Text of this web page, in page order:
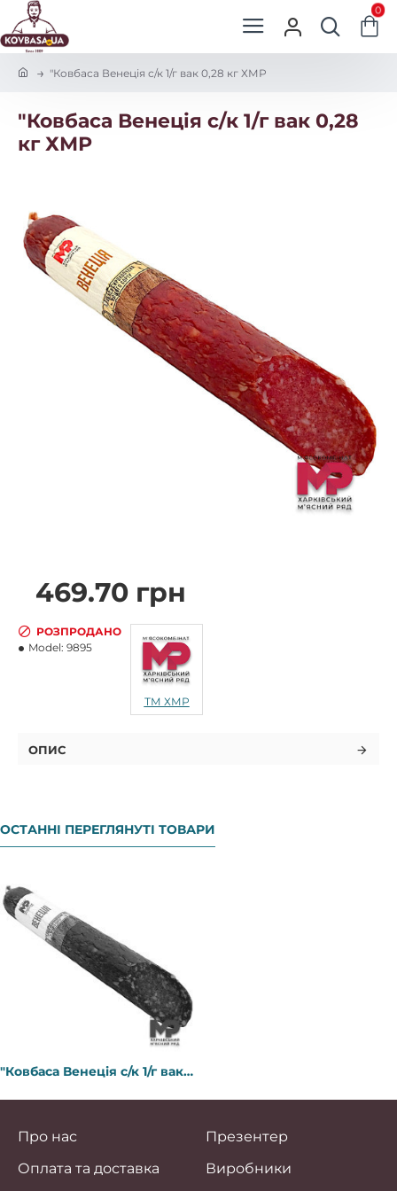
0
e
"Ковбаса Венеція с/к 1/г вак 0,28 кг ХМР
"Ковбаса Венеція с/к 1/г вак 0,28
кг ХМР
469.70 грн
РОЗПРОДАНО
Model: 9895
ТМ ХМР
ОПИС
ОСТАННІ ПЕРЕГЛЯНУТІ ТОВАРИ
"Ковбаса Венеція с/к 1/г вак 0,28 кг ХМР
Про нас
Оплата та доставка
Презентер
Виробники